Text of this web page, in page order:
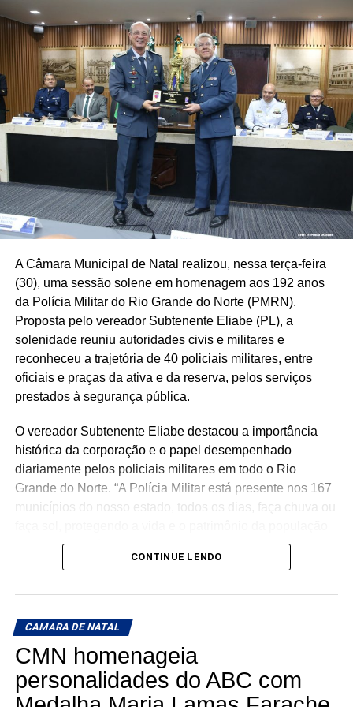
consumo e créditos de energia. A concessionária também
se comprometeu a devolver em dobro os valores
cobrados indevidamente de ICMS nos casos em que
houve cobrança do tributo.
Relator da comissão, o vereador Daniel Santiago (PP)
destacou que a principal conquista foi o reconhecimento
das falhas pela concessionária. “Foram quase três meses
de muito trabalho ouvindo consumidores e a própria
concessionária. A companhia reconheceu dificuldades na
transparência dos créditos e na comunicação com os
usuários e assumiu compromissos para corrigir essas
falhas”, afirmou.
Entre os encaminhamentos também está a criação de
uma mesa permanente de diálogo entre a Neoenergia
Cosern e o Procon para acompanhar reclamações e
buscar soluções, além da ampliação da transparência
nas informações apresentadas aos consumidores. A
Comissão Permanente de Defesa do Consumidor da
Câmara acompanhará o cumprimento dos compromissos
assumidos pela distribuidora.
Também participaram da reunião os vereadores Pedro
Henrique (PP) e Herberth Sena (PV).
Texto: Cláudio Oliveira
A Câmara Municipal de Natal realizou, nessa terça-feira
(30), uma sessão solene em homenagem aos 192 anos
da Polícia Militar do Rio Grande do Norte (PMRN).
Proposta pelo vereador Subtenente Eliabe (PL), a
solenidade reuniu autoridades civis e militares e
reconheceu a trajetória de 40 policiais militares, entre
oficiais e praças da ativa e da reserva, pelos serviços
prestados à segurança pública.
O vereador Subtenente Eliabe destacou a importância
histórica da corporação e o papel desempenhado
diariamente pelos policiais militares em todo o Rio
Grande do Norte. “A Polícia Militar está presente nos 167
municípios do nosso estado, todos os dias, faça chuva ou
potiguar. Esta é uma homenagem justa, oportuna e
merecida. Quero parabenizar todos os homens e
uma instituição essencial, garantidora da democracia e
do funcionamento da nossa sociedade”, afirmou.
Representando o Governo do Estado, o secretário
estadual da Segurança Pública e da Defesa Social,
CONTINUE LENDO
CAMARA DE NATAL
CMN homenageia
personalidades do ABC com